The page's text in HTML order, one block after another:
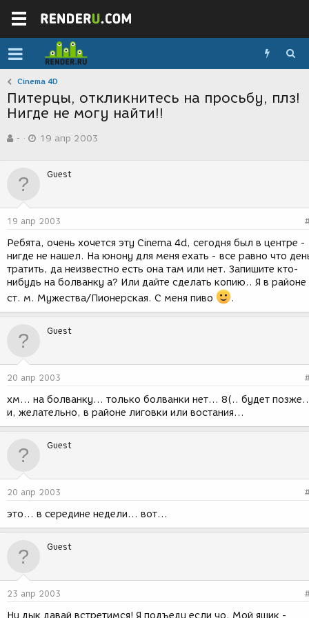
Cinema 4D
Питерцы, откликнитесь на просьбу, плз!
Нигде не могу найти!!
в
р
м
-
а
д
н
и
я
19 апр 2003
Guest
19 апр 2003
Ребята, очень хочется эту Cinema 4d, сегодня был в центре -
нигде не нашел. На юнону для меня ехать - все равно что
тратить, да неизвестно есть она там или нет. Запишите кто-
нибудь на болванку а? Или дайте сделать копию.. Я в районе
ст. м. Мужества/Пионерская. С меня пиво
.
Guest
20 апр 2003
хм... на болванку... только болванки нет... 8(.. будет
и, желательно, в районе лиговки или востания...
Guest
20 апр 2003
это... в середине недели... вот...
Guest
23 апр 2003
Ну дык давай встретимся! Я подъеду если чо. Мой ящик -